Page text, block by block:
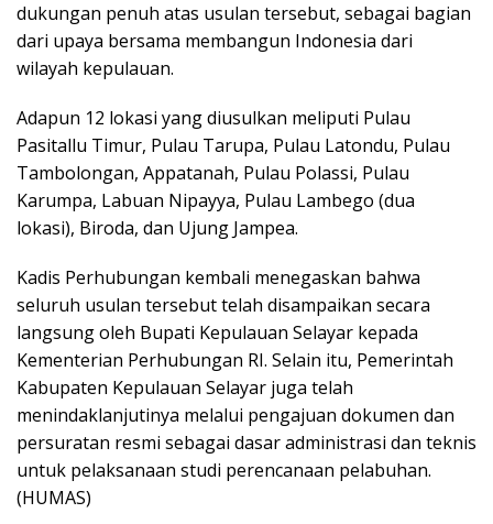
dukungan penuh atas usulan tersebut, sebagai bagian
dari upaya bersama membangun Indonesia dari
wilayah kepulauan.
Adapun 12 lokasi yang diusulkan meliputi Pulau
Pasitallu Timur, Pulau Tarupa, Pulau Latondu, Pulau
Tambolongan, Appatanah, Pulau Polassi, Pulau
Karumpa, Labuan Nipayya, Pulau Lambego (dua
lokasi), Biroda, dan Ujung Jampea.
Kadis Perhubungan kembali menegaskan bahwa
seluruh usulan tersebut telah disampaikan secara
langsung oleh Bupati Kepulauan Selayar kepada
Kementerian Perhubungan RI. Selain itu, Pemerintah
Kabupaten Kepulauan Selayar juga telah
menindaklanjutinya melalui pengajuan dokumen dan
persuratan resmi sebagai dasar administrasi dan teknis
untuk pelaksanaan studi perencanaan pelabuhan.
(HUMAS)